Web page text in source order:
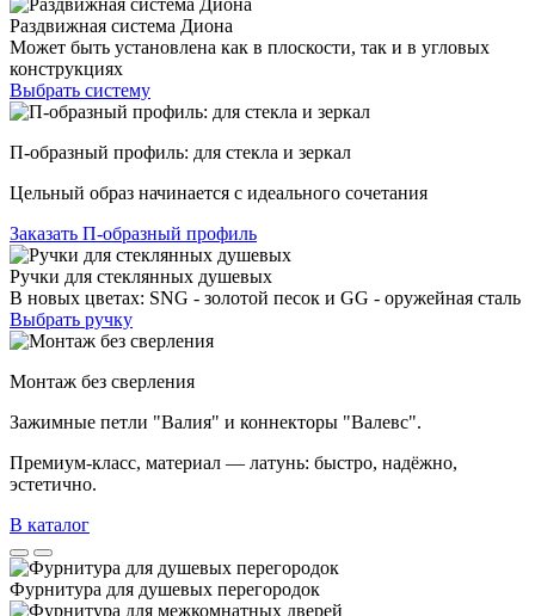
Раздвижная система Диона
Может быть установлена как в плоскости, так и в угловых
конструкциях
Выбрать систему
П-образный профиль: для стекла и зеркал
Цельный образ начинается с идеального сочетания
Заказать П-образный профиль
Ручки для стеклянных душевых
В новых цветах: SNG - золотой песок и GG - оружейная сталь
Выбрать ручку
Монтаж без сверления
Зажимные петли "Валия" и коннекторы "Валевс".
Премиум‑класс, материал — латунь: быстро, надёжно,
эстетично.
В каталог
Фурнитура для душевых перегородок